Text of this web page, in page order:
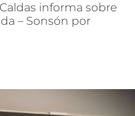
Caldas informa sobre
– Sonsón por